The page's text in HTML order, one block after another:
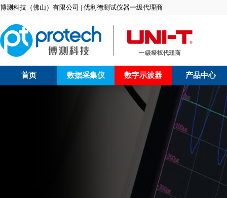
博测科技（佛山）有限公司 | 优利德测试仪器一级代理商
首页 数据采集仪 数字示波器 产品中心